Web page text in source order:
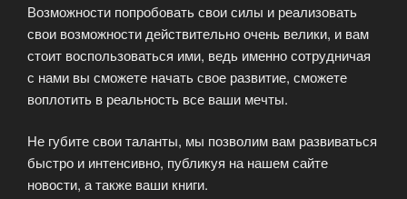
Возможности попробовать свои силы и реализовать
свои возможности действительно очень велики, и вам
стоит воспользоваться ими, ведь именно сотрудничая
с нами вы сможете начать свое развитие, сможете
воплотить в реальность все ваши мечты.
Не губите свои таланты, мы позволим вам развиваться
быстро и интенсивно, публикуя на нашем сайте
новости, а также ваши книги.